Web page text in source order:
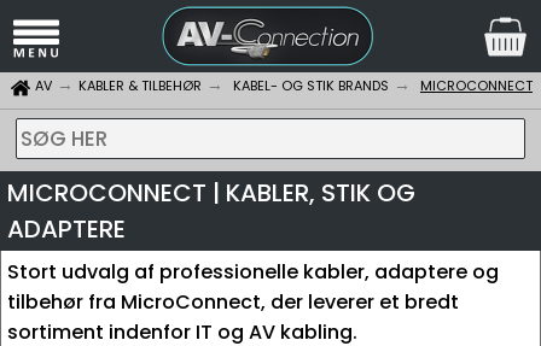
AV KABLER & TILBEHØR KABEL- OG STIK BRANDS MICROCONNECT
SØG HER
MICROCONNECT | KABLER, STIK OG
ADAPTERE
Stort udvalg af professionelle kabler, adaptere og
tilbehør fra MicroConnect, der leverer et bredt
sortiment indenfor IT og AV kabling.